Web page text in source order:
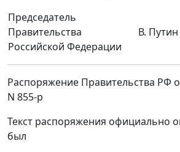
Председатель
Правительства
Российской Федерации
В. Путин
Распоряжение Правительства РФ
N 855-р
Текст распоряжения официально
был